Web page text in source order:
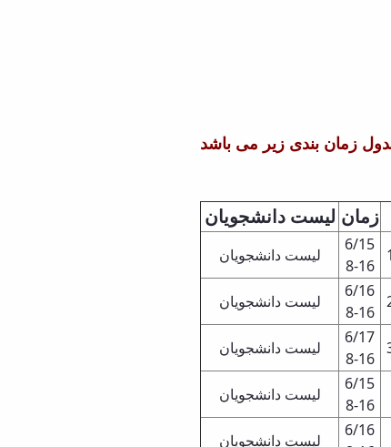
زمان بندی زیر می باشد
لیست دانشجویان زمان
لیست دانشجویان
6/15
8-16
لیست دانشجویان
6/16
8-16
لیست دانشجویان
6/17
8-16
لیست دانشجویان
6/15
8-16
لیست دانشجویان
6/16